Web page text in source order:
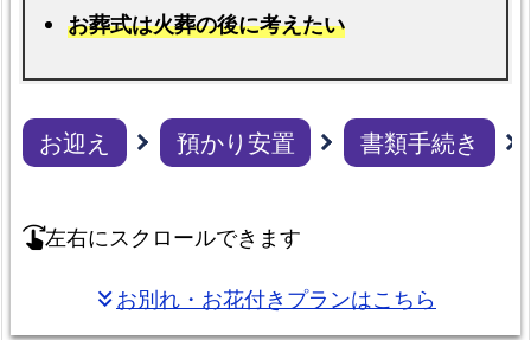
ン
比
較
と
料
お葬式は火葬の後に考えたい
お迎え 預かり安置 書類手続き
swipe_right左右にスクロールできます
keyboard_double_arrow_downお別れ・お花付きプランはこちら